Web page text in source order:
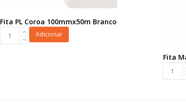
Fita PL Coroa 100mmx50m Branco
Adicionar
Fita